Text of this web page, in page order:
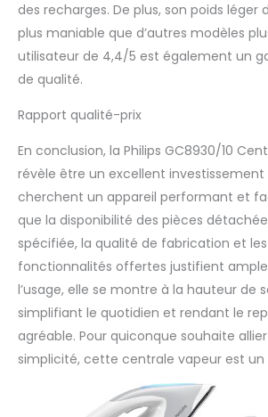
des recharges. De plus, son poids léger
plus maniable que d’autres modèles
utilisateur de 4,4/5 est également un
de qualité.
Rapport qualité-prix
En conclusion, la Philips GC8930/10
révèle être un excellent investissement
cherchent un appareil performant et
que la disponibilité des pièces
spécifiée, la qualité de fabrication et
fonctionnalités offertes justifient
l’usage, elle se montre à la hauteur de
simplifiant le quotidien et rendant le
agréable. Pour quiconque souhaite
simplicité, cette centrale vapeur est